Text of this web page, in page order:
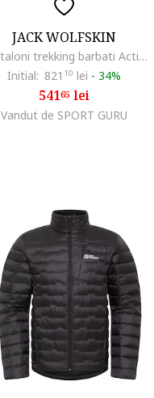
JACK WOLFSKIN
Pantaloni trekking barbati Activate Thermic FW 2025, Negru
Initial: 821 10 lei - 34%
54165lei
Vandut de SPORT GURU